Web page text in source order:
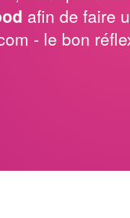
afin de faire
- le bon